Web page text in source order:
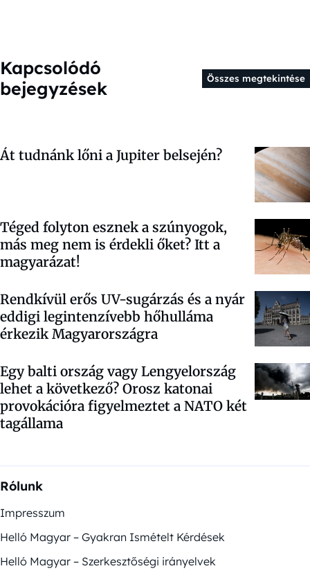
Kapcsolódó
bejegyzések
Összes megtekintése
Át tudnánk lőni a Jupiter belsején?
Téged folyton esznek a szúnyogok,
más meg nem is érdekli őket? Itt a
magyarázat!
Rendkívül erős UV-sugárzás és a nyár
eddigi legintenzívebb hőhulláma
érkezik Magyarországra
Egy balti ország vagy Lengyelország
lehet a következő? Orosz katonai
provokációra figyelmeztet a NATO két
tagállama
Rólunk
Impresszum
Helló Magyar – Gyakran Ismételt Kérdések
Helló Magyar – Szerkesztőségi irányelvek